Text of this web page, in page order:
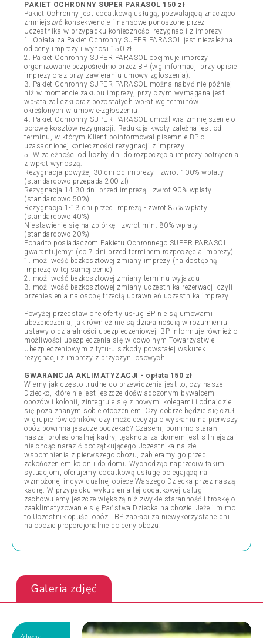
PAKIET OCHRONNY SUPER PARASOL 150 zł
Pakiet Ochronny jest dodatkową usługą, pozwalającą znacząco
zmniejszyć konsekwencje finansowe ponoszone przez
Uczestnika w przypadku konieczności rezygnacji z imprezy.
1. Opłata za Pakiet Ochronny SUPER PARASOL jest niezależna
od ceny imprezy i wynosi 150 zł.
2. Pakiet Ochronny SUPER PARASOL obejmuje imprezy
organizowane bezpośrednio przez BP (wg informacji przy opisie
imprezy oraz przy zawieraniu umowy-zgłoszenia).
3. Pakiet Ochronny SUPER PARASOL można nabyć nie później
niż w momencie zakupu imprezy, przy czym wymagana jest
wpłata zaliczki oraz pozostałych wpłat wg terminów
określonych w umowie-zgłoszeniu.
4. Pakiet Ochronny SUPER PARASOL umożliwia zmniejszenie o
połowę kosztów rezygnacji. Redukcja kwoty zależna jest od
terminu, w którym Klient poinformował pisemnie BP o
uzasadnionej konieczności rezygnacji z imprezy.
5. W zależności od liczby dni do rozpoczęcia imprezy potrącenia
z wpłat wynoszą:
Rezygnacja powyżej 30 dni od imprezy - zwrot 100% wpłaty
(standardowo przepada 200 zł)
Rezygnacja 14-30 dni przed imprezą - zwrot 90% wpłaty
(standardowo 50%)
Rezygnacja 1-13 dni przed imprezą - zwrot 85% wpłaty
(standardowo 40%)
Niestawienie się na zbiórkę - zwrot min. 80% wpłaty
(standardowo 20%)
Ponadto posiadaczom Pakietu Ochronnego SUPER PARASOL
gwarantujemy: (do 7 dni przed terminem rozpoczęcia imprezy)
1. możliwość bezkosztowej zmiany imprezy (na dostępną
imprezę w tej samej cenie)
2. możliwość bezkosztowej zmiany terminu wyjazdu
3. możliwość bezkosztowej zmiany uczestnika rezerwacji czyli
przeniesienia na osobę trzecią uprawnień uczestnika imprezy
Powyżej przedstawione oferty usług BP nie są umowami
ubezpieczenia, jak również nie są działalnością w rozumieniu
ustawy o działalności ubezpieczeniowej. BP informuje również o
możliwości ubezpieczenia się w dowolnym Towarzystwie
Ubezpieczeniowym z tytułu szkody powstałej wskutek
rezygnacji z imprezy z przyczyn losowych.
GWARANCJA AKLIMATYZACJI - opłata 150 zł
Wiemy jak często trudne do przewidzenia jest to, czy nasze
Dziecko, które nie jest jeszcze doświadczonym bywalcem
obozów i kolonii, zintegruje się z nowymi kolegami i odnajdzie
się poza znanym sobie otoczeniem. Czy dobrze będzie się czuł
w grupie rówieśników, czy może decyzja o wysłaniu na pierwszy
obóz powinna jeszcze poczekać? Czasem, pomimo starań
naszej profesjonalnej kadry, tęsknota za domem jest silniejsza i
nie chcąc narazić początkującego Uczestnika na złe
wspomnienia z pierwszego obozu, zabieramy go przed
zakończeniem kolonii do domu.Wychodząc naprzeciw takim
sytuacjom, oferujemy dodatkową usługę polegającą na
wzmożonej indywidualnej opiece Waszego Dziecka przez naszą
kadrę. W przypadku wykupienia tej dodatkowej usługi
zachowujemy jeszcze większą niż zwykle staranność i troskę o
zaaklimatyzowanie się Państwa Dziecka na obozie. Jeżeli mimo
to Uczestnik opuści obóz, BP zapłaci za niewykorzystane dni
na obozie proporcjonalnie do ceny obozu.
Galeria zdjęć